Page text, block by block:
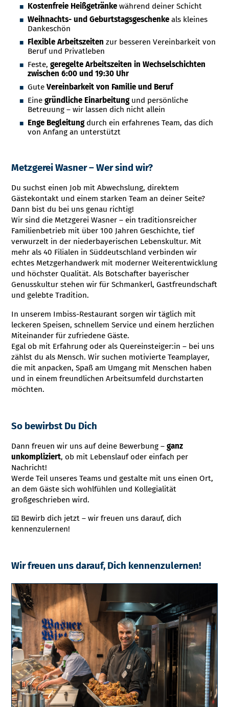
Kostenfreie Heißgetränke während deiner Schicht
Weihnachts- und Geburtstagsgeschenke als kleines
Dankeschön
Flexible Arbeitszeiten zur besseren Vereinbarkeit von
Beruf und Privatleben
Feste,geregelte Arbeitszeiten in Wechselschichten
zwischen 6:00 und 19:30 Uhr
GuteVereinbarkeit von Familie und Beruf
Einegründliche Einarbeitungund persönliche
Betreuung – wir lassen dich nicht allein
Enge Begleitungdurch ein erfahrenes Team, das dich
von Anfang an unterstützt
Metzgerei Wasner – Wer sind wir?
Du suchst einen Job mit Abwechslung, direktem
Gästekontakt und einem starken Team an deiner Seite?
Dann bist du bei uns genau richtig!
Wir sind die Metzgerei Wasner – ein traditionsreicher
Familienbetrieb mit über 100 Jahren Geschichte, tief
verwurzelt in der niederbayerischen Lebenskultur. Mit
mehr als 40 Filialen in Süddeutschland verbinden wir
echtes Metzgerhandwerk mit moderner Weiterentwicklung
und höchster Qualität. Als Botschafter bayerischer
Genusskultur stehen wir für Schmankerl, Gastfreundschaft
und gelebte Tradition.
In unserem Imbiss-Restaurant sorgen wir täglich mit
leckeren Speisen, schnellem Service und einem herzlichen
Miteinander für zufriedene Gäste.
Egal ob mit Erfahrung oder als Quereinsteiger:in – bei uns
zählst du als Mensch. Wir suchen motivierte Teamplayer,
die mit anpacken, Spaß am Umgang mit Menschen haben
und in einem freundlichen Arbeitsumfeld durchstarten
möchten.
So bewirbst Du Dich
Dann freuen wir uns auf deine Bewerbung –ganz
unkompliziert, ob mit Lebenslauf oder einfach per
Nachricht!
Werde Teil unseres Teams und gestalte mit uns einen Ort,
an dem Gäste sich wohlfühlen und Kollegialität
großgeschrieben wird.
📧 Bewirb dich jetzt – wir freuen uns darauf, dich
kennenzulernen!
Wir freuen uns darauf, Dich kennenzulernen!